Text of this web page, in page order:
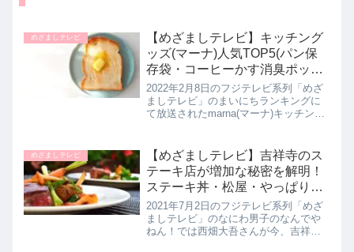
めざましテレビ
【めざましテレビ】キッチング
ッズ(マーナ)人気TOP5(パン保
存袋・コーヒーかす消臭ポッ
ト・冷凍ごはん容器・調味料ポ
ットなど)まいにちランキング｜
2月8日
2022年2月8日のフジテレビ系列「めざ
ましテレビ」のまいにちランキングに
て放送されたmarna(マーナ)キッチング
グッズで人気のmarna(マーナ)さんよ
り、20...
めざましテレビ
【めざましテレビ】吉祥寺のス
テーキ店が増加な秘密を解明！
ステーキ丼・松屋・やっぱりス
テーキなど！なにわ男子のなん
でやねん！
2021年7月2日のフジテレビ系列「めざ
ましテレビ」のなにわ男子のなんでや
ねん！では西畑大吾さんが今、吉祥寺